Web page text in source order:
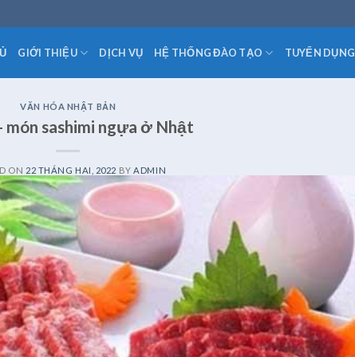
GIỚI THIỆU DỊCH VỤ HỆ THỐNG ĐÀO TẠO TUYỂN DỤNG
VĂN HÓA NHẬT BẢN
món sashimi ngựa ở Nhật
ON 22 THÁNG HAI, 2022 BY ADMIN